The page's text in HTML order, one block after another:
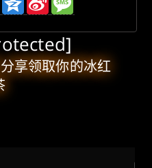
z
o
n
e
i
n
a
W
e
i
b
s
s
g
e
享领取你的冰红